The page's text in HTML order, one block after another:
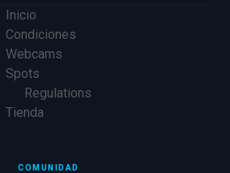
Inicio
Condiciones
Webcams
Spots
Regulations
Tienda
COMUNIDAD